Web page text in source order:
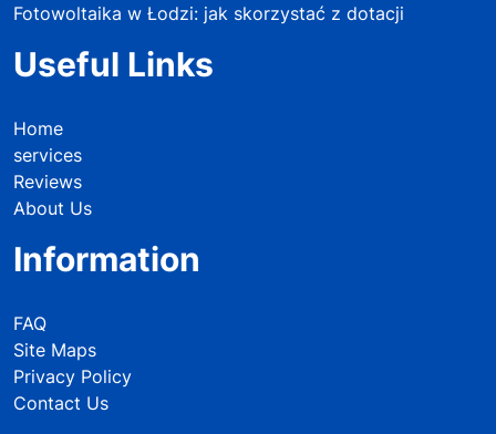
Fotowoltaika w Łodzi: jak skorzystać z dotacji
Useful Links
Home
services
Reviews
About Us
Information
FAQ
Site Maps
Privacy Policy
Contact Us